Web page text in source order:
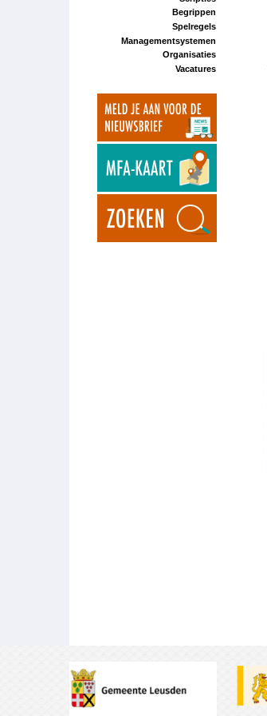
Begrippen
Spelregels
Managementsystemen
Organisaties
Vacatures